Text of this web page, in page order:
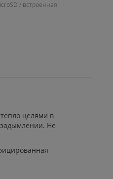
/ встроенная
целями в
Не